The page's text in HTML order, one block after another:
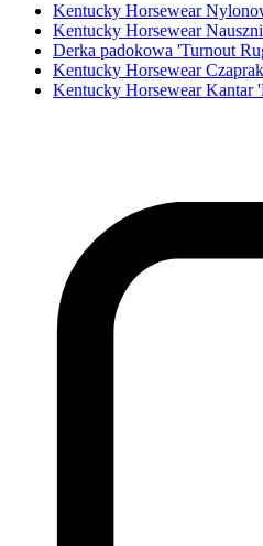
Kentucky Horsewear
Kentucky Horsewear
Derka padokowa 'Turnout
Kentucky Horsewear
Kentucky Horsewear Kantar